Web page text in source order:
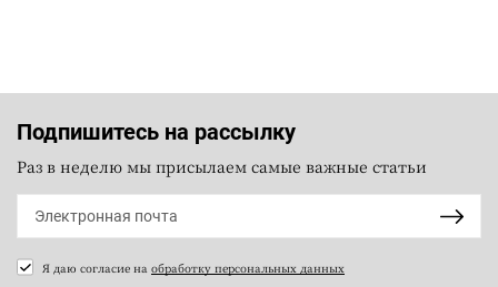
Подпишитесь на рассылку
Раз в неделю мы присылаем самые важные статьи
Я даю согласие на обработку персональных данных